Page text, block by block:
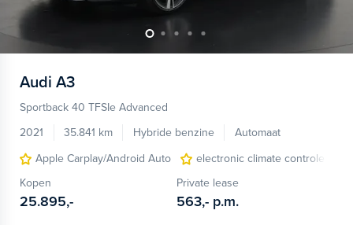
Audi A3
Sportback 40 TFSIe Advanced
2021
35.841 km Hybride benzine
Automaat
Apple Carplay/Android Auto
electronic climate controle
Kopen
25.895,-
Private lease
563,- p.m.